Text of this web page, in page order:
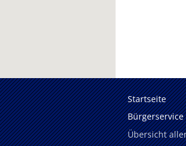
Startseite
Bürgerservice
Übersicht